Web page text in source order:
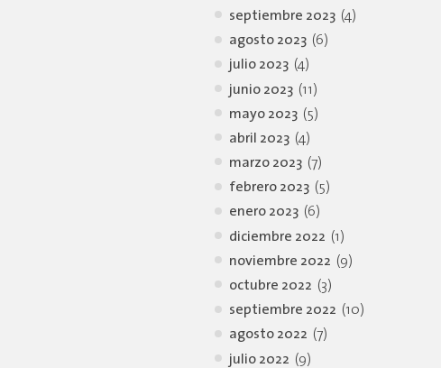
septiembre 2023 (4)
agosto 2023 (6)
julio 2023 (4)
junio 2023 (11)
mayo 2023 (5)
abril 2023 (4)
marzo 2023 (7)
febrero 2023 (5)
enero 2023 (6)
diciembre 2022 (1)
noviembre 2022 (9)
octubre 2022 (3)
septiembre 2022 (10)
agosto 2022 (7)
julio 2022 (9)